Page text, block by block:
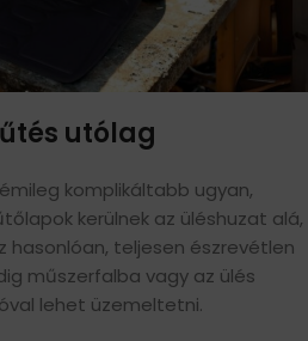
utólag
komplikáltabb ugyan,
kerülnek az üléshuzat alá,
hasonlóan, teljesen észrevétlen
műszerfalba vagy az ülés
lehet üzemeltetni.